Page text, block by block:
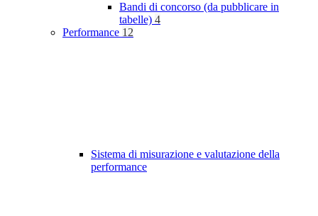
Bandi di concorso (da pubblicare in
tabelle) 4
Performance 12
Sistema di misurazione e valutazione della
performance